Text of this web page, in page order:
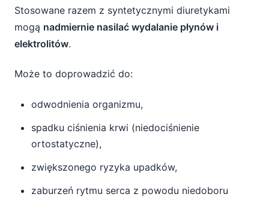
Stosowane razem z syntetycznymi diuretykami
mogą nadmiernie nasilać wydalanie płynów i
elektrolitów.
Może to doprowadzić do:
odwodnienia organizmu,
spadku ciśnienia krwi (niedociśnienie
ortostatyczne),
zwiększonego ryzyka upadków,
zaburzeń rytmu serca z powodu niedoboru